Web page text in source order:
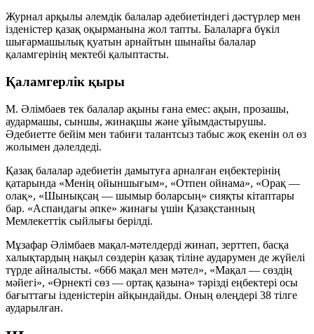
Журнал арқылы әлемдік балалар әдебиетіндегі дәстүрлер мен
ізденістер қазақ оқырманына жол тапты. Балаларға бүкіл
шығармашылық қуатын арнайтын шынайы балалар
қаламгерінің мектебі қалыптасты.
Қаламгерлік қыры
М. Әлімбаев тек балалар ақыны ғана емес: ақын, прозашы,
аудармашы, сыншы, жинақшы және ұйымдастырушы.
Әдебиетте бейім мен табиғи талантсыз табыс жоқ екенін ол өз
жолымен дәлелдеді.
Қазақ балалар әдебиетін дамытуға арналған еңбектерінің
қатарында «Менің ойыншығым», «Отпен ойнама», «Орақ —
олақ», «Шынықсаң — шымыр боларсың» сияқты кітаптары
бар. «Аспандағы әпке» жинағы үшін Қазақстанның
Мемлекеттік сыйлығы берілді.
Мұзафар Әлімбаев мақал-мәтелдерді жинап, зерттеп, басқа
халықтардың нақыл сөздерін қазақ тіліне аударумен де жүйелі
түрде айналысты. «666 мақал мен мәтел», «Мақал — сөздің
мәйегі», «Өрнекті сөз — ортақ қазына» тәрізді еңбектері осы
бағыттағы ізденістерін айқындайды. Оның өлеңдері 38 тілге
аударылған.